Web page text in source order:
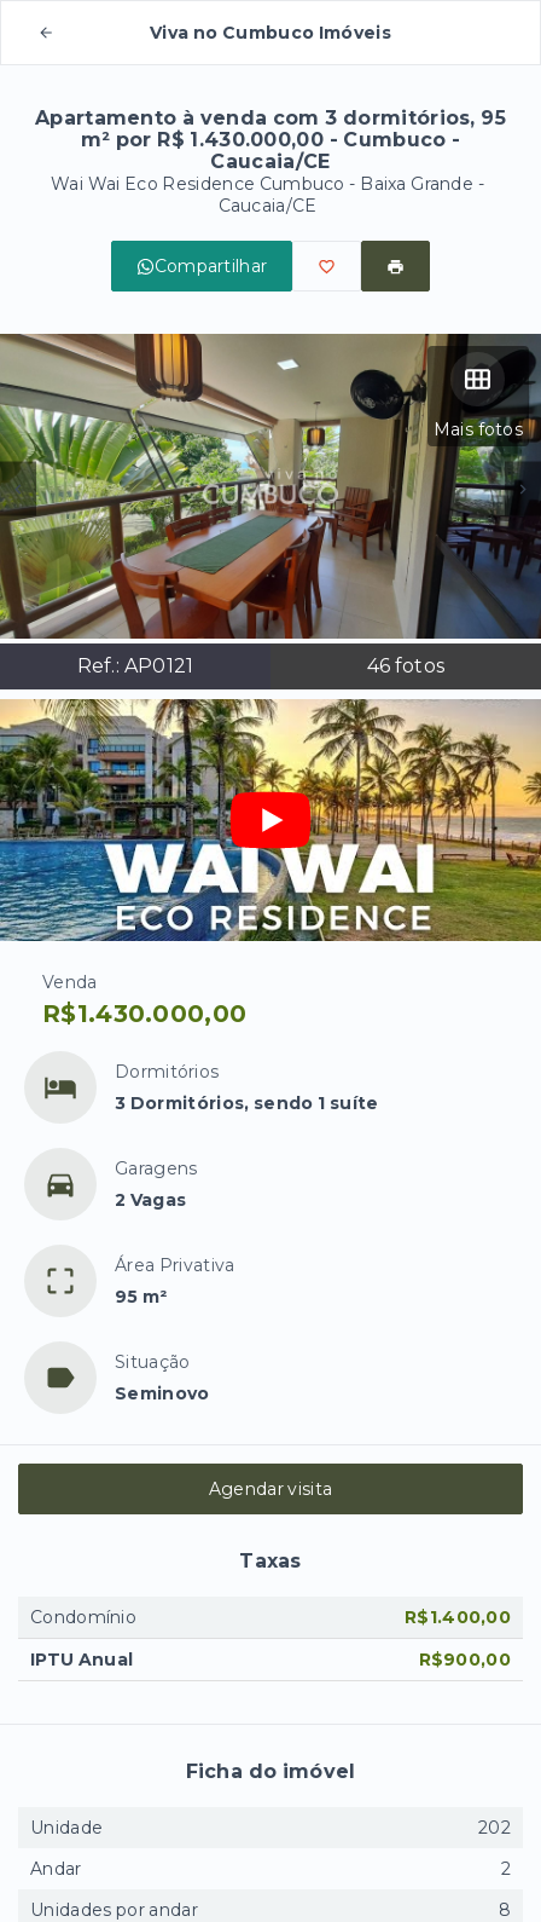
Viva no Cumbuco Imóveis
Apartamento à venda com 3 dormitórios, 95
m² por R$ 1.430.000,00 - Cumbuco -
Caucaia/CE
Wai Wai Eco Residence Cumbuco - Baixa Grande -
Caucaia/CE
Compartilhar
Mais fotos
Ref.: AP0121 46 fotos
Venda
R$1.430.000,00
Dormitórios
3 Dormitórios, sendo 1 suíte
Garagens
2 Vagas
Área Privativa
95 m²
Situação
Seminovo
Agendar visita
Taxas
Condomínio
R$1.400,00
IPTU Anual
R$900,00
Ficha do imóvel
Unidade
202
Andar
2
Unidades por andar
8